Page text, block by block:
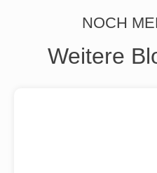
NOCH
Weitere